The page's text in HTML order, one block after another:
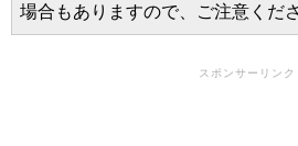
場合もありますので、ご注意くださ
スポンサーリンク